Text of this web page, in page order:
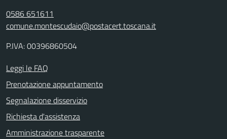
0586 651611
comune.montescudaio@postacert.toscana.it
P.IVA: 00396860504
Leggi le FAQ
Prenotazione appuntamento
Segnalazione disservizio
Richiesta d'assistenza
Amministrazione trasparente